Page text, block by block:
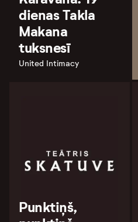
dienas Takla
Makana
tuksnesī
United Intimacy
Punktiņš,